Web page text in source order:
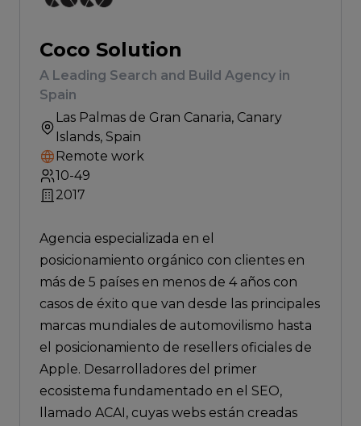
Coco Solution
A Leading Search and Build Agency in
Spain
Las Palmas de Gran Canaria, Canary
Islands, Spain
Remote work
10-49
2017
Agencia especializada en el
posicionamiento orgánico con clientes en
más de 5 países en menos de 4 años con
casos de éxito que van desde las principales
marcas mundiales de automovilismo hasta
el posicionamiento de resellers oficiales de
Apple. Desarrolladores del primer
ecosistema fundamentado en el SEO,
llamado ACAI, cuyas webs están creadas